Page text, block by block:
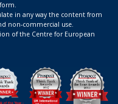
in any way the content from
non-commercial use.
of the Centre for European